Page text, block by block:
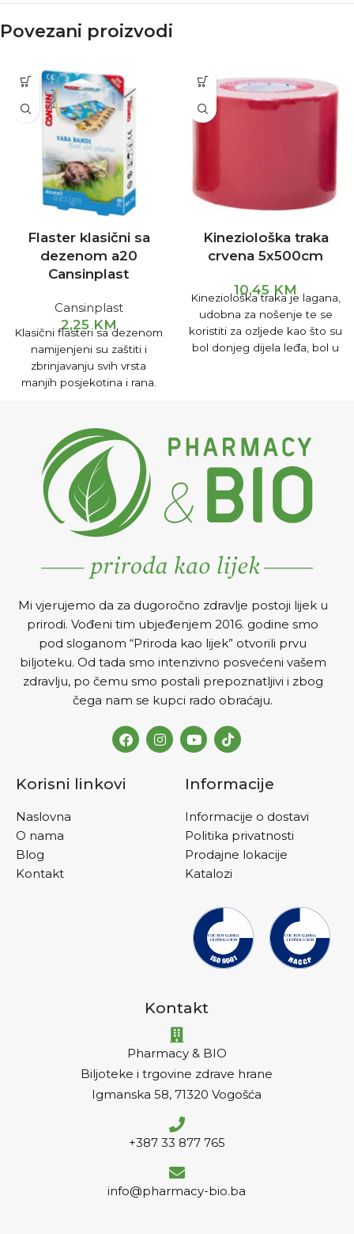
Povezani proizvodi
Flaster klasični sa
dezenom a20
Cansinplast
Cansinplast
2,25KM
Klasični flasteri sa dezenom
namijenjeni su zaštiti i
zbrinjavanju svih vrsta
manjih posjekotina i rana.
Kineziološka traka
crvena 5x500cm
10,45 KM
Kineziološka traka je lagana,
udobna za nošenje te se
koristiti za ozljede kao što su
bol donjeg dijela leđa, bol u
Mi vjerujemo da za dugoročno zdravlje postoji lijek u
prirodi. Vođeni tim ubjeđenjem 2016. godine smo
pod sloganom “Priroda kao lijek” otvorili prvu
biljoteku. Od tada smo intenzivno posvećeni vašem
zdravlju, po čemu smo postali prepoznatljivi i zbog
čega nam se kupci rado obraćaju.
Korisni linkovi
Naslovna
O nama
Blog
Kontakt
Informacije
Informacije o dostavi
Politika privatnosti
Prodajne lokacije
Katalozi
Kontakt
Pharmacy & BIO
Biljoteke i trgovine zdrave hrane
Igmanska 58, 71320 Vogošća
+387 33 877 765
info@pharmacy-bio.ba